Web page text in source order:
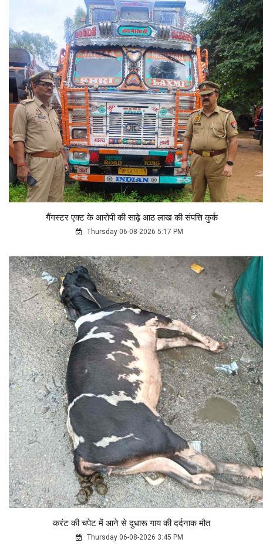
गैंगस्टर एक्ट के आरोपी की साढ़े आठ लाख की संपत्ति कुर्क
Thursday 06-08-2026 5:17 PM
करंट की चपेट में आने से दुधारू गाय की दर्दनाक मौत
Thursday 06-08-2026 3:45 PM